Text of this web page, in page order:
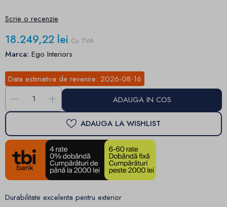
Scrie o recenzie
18.249,22 lei Cu TVA
Marca: Ego Interiors
Data estimativa de revenire: 2026-08-16
-
+ ADAUGA IN COS
ADAUGA LA WISHLIST
Durabilitate excelenta pentru exterior